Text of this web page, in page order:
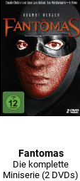
Fantomas
Die komplette
Miniserie (2 DVDs)